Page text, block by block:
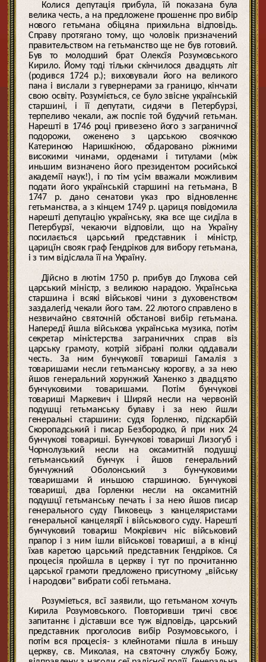
Колися депутація прибула, їй показана була
велика честь, а на предложене прошеннє про вибір
нового гетьмана обіцяна прихильна відповідь.
Справу протягано тому, що чоловік призначений
правительством на гетьманство ще не був готовий.
Був то молодший брат Олексїя Розумовського
Кирило. Йому тоді тільки скінчилося двадцять літ
(родився 1724 р.); виховували його на великого
пана і вислали з гувернерами за границю, кінчати
свою освіту. Розуміється, се було звісне українській
старшині, і її депутати, сидячи в Петербурзі,
терпеливо чекали, аж поспіє той будучий гетьман.
Нарешті в 1746 році привезено його з заграничної
подорожи, оженено з царською своячкою
Катериною Наришкіною, обдаровано ріжними
високими чинами, орденами і титулами (між
иньшим визначено його президентом росийськоі
академії наук!), і по тім усім вважали можливим
подати його українській старшині на гетьмана, В
1747 р. дано сенатови указ про відновленнє
гетьманства, а з кінцем 1749 р. цариця повідомила
нарешті депутацію українську, яка все ще сидїла в
Петербурзї, чекаючи відповіли, що на Україну
посилається царський представник і міністр,
царицїн свояк граф Гендріков для вибору гетьмана,
і з тим відіслала її на Україну.
Дійсно в лютім 1750 р. прибув до Глухова сей
царський міністр, з великою нарадою. Українська
старшина і всякі військові чини з духовенством
заздалегід чекали його там. 22 лютого справлено в
незвичайно святочній обстанові вибір гетьмана.
Напередї йшла військова українська музика, потім
секретар міністерства заграничних справ віз
царську грамоту, котрій зібрані полки оддавали
честь. За ним бунчуковії товариші Гамалія з
товаришами несли гетьманську корогву, а за нею
йшов генеральний хорунжий Ханенко з двадцятю
бунчуковими товаришами. Потім бунчукові
товариші Маркевич і Ширяй несли на червоній
подушці гетьманську булаву і за нею йшли
генеральні старшини: судя Горленко, підскарбій
Скоропадський і писар Безбородко, й при них 24
бунчукові товариші. Бунчукові товариші Лизогуб і
Чорнолузький несли на оксамитній подушці
гетьманський бунчук і йшов генеральний
бунчужний Оболонський з бунчуковими
товаришами й иньшою старшиною. Бунчукові
товариші, два Горленки несли на оксамитній
подушцї гетьманську печать і за нею йшов писар
генерального суду Пиковець з канцеляристами
генеральної канцелярії і військового суду. Нарешті
бунчуковий товариш Мокрієвич ніс військовий
прапор і з ним ішли військові товариші, а в кінці
їхав каретою царський представник Гендріков. Ся
процесія пройшла в церкву і тут по прочитанню
царської грамоти предложено присутному „війську
і народови" вибрати собі гетьмана.
Розуміеться, всї заявили, що гетьманом хочуть
Кирила Розумовського. Повторивши тричі своє
запитаннє і діставши все туж відповідь, царський
представник проголосив вибір Розумовського, і
потім вся процесія- з клейнотами пішла в иньшу
церкву, св. Миколая, на святочну службу Божу,